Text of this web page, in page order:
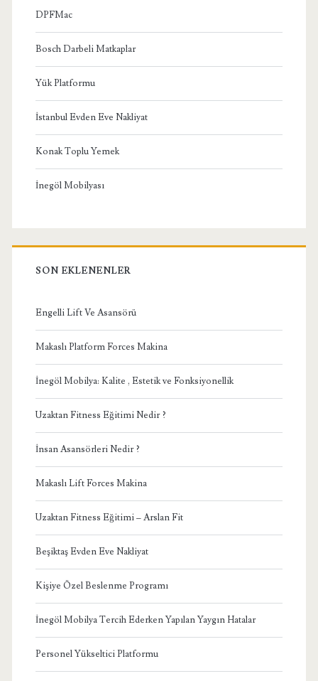
DPFMac
Bosch Darbeli Matkaplar
Yük Platformu
İstanbul Evden Eve Nakliyat
Konak Toplu Yemek
İnegöl Mobilyası
SON EKLENENLER
Engelli Lift Ve Asansörü
Makaslı Platform Forces Makina
İnegöl Mobilya: Kalite , Estetik ve Fonksiyonellik
Uzaktan Fitness Eğitimi Nedir ?
İnsan Asansörleri Nedir ?
Makaslı Lift Forces Makina
Uzaktan Fitness Eğitimi – Arslan Fit
Beşiktaş Evden Eve Nakliyat
Kişiye Özel Beslenme Programı
İnegöl Mobilya Tercih Ederken Yapılan Yaygın Hatalar
Personel Yükseltici Platformu